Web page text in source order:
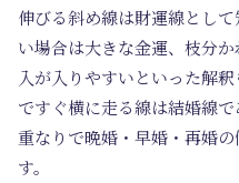
伸びる斜め線は財運線とし
い場合は大きな金運、枝分
入が入りやすいといった解
ですぐ横に走る線は結婚線
重なりで晩婚・早婚・再婚
す。